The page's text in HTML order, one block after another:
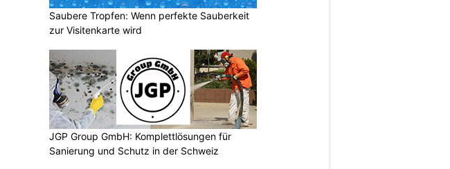
Saubere Tropfen: Wenn perfekte Sauberkeit
zur Visitenkarte wird
JGP Group GmbH: Komplettlösungen für
Sanierung und Schutz in der Schweiz